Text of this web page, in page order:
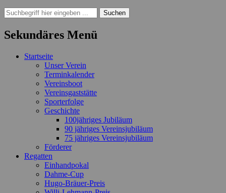
Suchen
Suchen
nach:
Sekundäres Menü
Zum
Startseite
Unser Verein
Terminkalender
Vereinsboot
Vereinsgaststätte
Sporterfolge
Geschichte
100jähriges Jubiläum
90 jähriges Vereinsjubiläum
75 jähriges Vereinsjubiläum
Förderer
Regatten
Einhandpokal
Dahme-Cup
Hugo-Bräuer-Preis